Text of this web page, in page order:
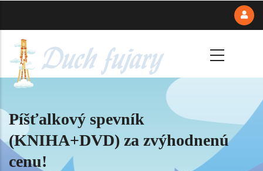
na
hlavný
obsah
Píšťalkový spevník
(KNIHA+DVD) za zvýhodnenú
cenu!